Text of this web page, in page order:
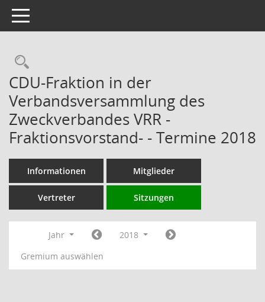
Toggle navigation
Rechercheauswahl
CDU-Fraktion in der
Verbandsversammlung des
Zweckverbandes VRR -
Fraktionsvorstand- - Termine 2018
Informationen Mitglieder
Vertreter Sitzungen
Jahr
2018
Gremium auswählen